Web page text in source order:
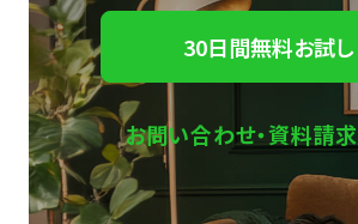
30日間無料お試し
お問い合わせ・資料請求